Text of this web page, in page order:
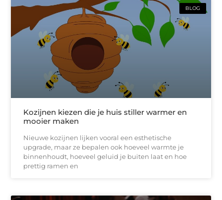
BLOG
Kozijnen kiezen die je huis stiller warmer en
mooier maken
Nieuwe kozijnen lijken vooral een esthetische
upgrade, maar ze bepalen ook hoeveel warmte je
binnenhoudt, hoeveel geluid je buiten laat en hoe
prettig ramen en